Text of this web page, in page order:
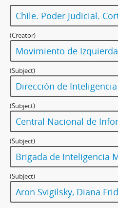
Chile. Poder Judicial.
(Creator)
Movimiento de
(Subject)
Dirección de
(Subject)
Central Nacional de
(Subject)
Brigada de Inteligencia
(Subject)
Aron Svigilsky, Diana